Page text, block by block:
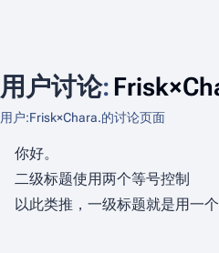
用户讨论:
用户:Frisk×Chara.的讨论页面
你好。
二级标题使用两个等号控制
以此类推，一级标题就是用一